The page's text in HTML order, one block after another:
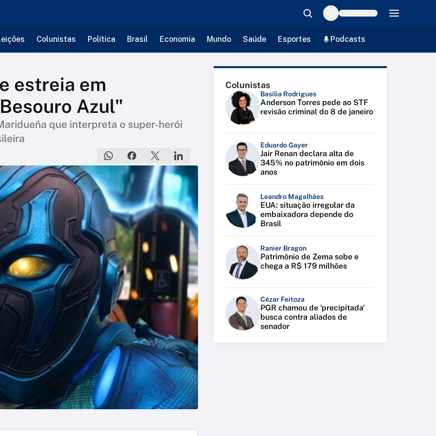
Colunistas Política Brasil Economia Mundo Saúde Esportes Podcasts
estreia em
Azul"
que interpreta o super-herói
Colunistas
Basília Rodrigues
Anderson Torres pede ao STF
revisão criminal do 8 de janeiro
Eduardo Gayer
Jair Renan declara alta de
345% no patrimônio em dois
anos
Leandro Magalhães
EUA: situação irregular da
embaixadora depende do
Brasil
Ranier Bragon
Patrimônio de Zema sobe e
chega a R$ 179 milhões
Cézar Feitoza
PGR chamou de 'precipitada'
busca contra aliados de
senador